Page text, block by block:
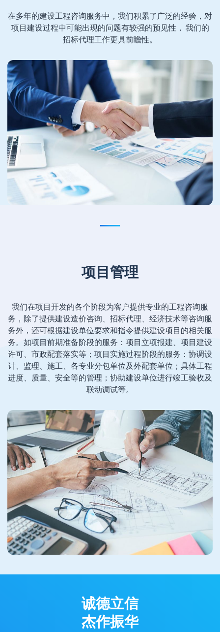
在多年的建设工程咨询服务中，我们积累了广泛的经验，对
项目建设过程中可能出现的问题有较强的预见性， 我们的
招标代理工作更具前瞻性。
项目管理
我们在项目开发的各个阶段为客户提供专业的工程咨询服
务，除了提供建设造价咨询、招标代理、经济技术等咨询服
务外，还可根据建设单位要求和指令提供建设项目的相关服
务。如项目前期准备阶段的服务：项目立项报建、项目建设
许可、市政配套落实等；项目实施过程阶段的服务：协调设
计、监理、施工、各专业分包单位及外配套单位；具体工程
进度、质量、安全等的管理；协助建设单位进行竣工验收及
联动调试等。
诚德立信
杰作振华